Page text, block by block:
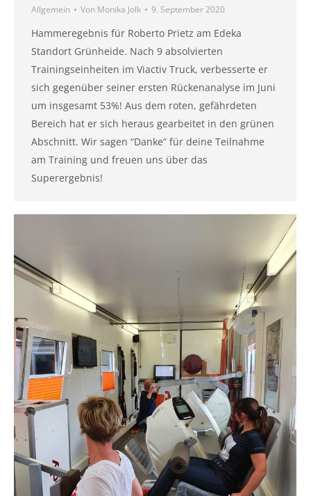
Allgemein Von Monika Jolk 9. September 2020
Hammeregebnis für Roberto Prietz am Edeka
Standort Grünheide. Nach 9 absolvierten
Trainingseinheiten im Viactiv Truck, verbesserte er
sich gegenüber seiner ersten Rückenanalyse im Juni
um insgesamt 53%! Aus dem roten, gefährdeten
Bereich hat er sich heraus gearbeitet in den grünen
Abschnitt. Wir sagen “Danke” für deine Teilnahme
am Training und freuen uns über das
Superergebnis!